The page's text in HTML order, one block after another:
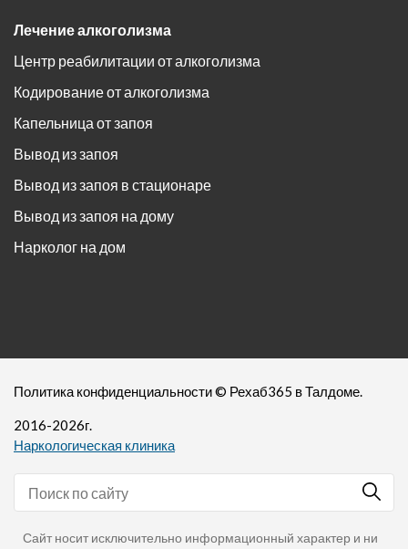
Лечение алкоголизма
Центр реабилитации от алкоголизма
Кодирование от алкоголизма
Капельница от запоя
Вывод из запоя
Вывод из запоя в стационаре
Вывод из запоя на дому
Нарколог на дом
Политика конфиденциальности© Рехаб365 в Талдоме.
2016-2026г.
Наркологическая клиника
Сайт носит исключительно информационный характер и ни